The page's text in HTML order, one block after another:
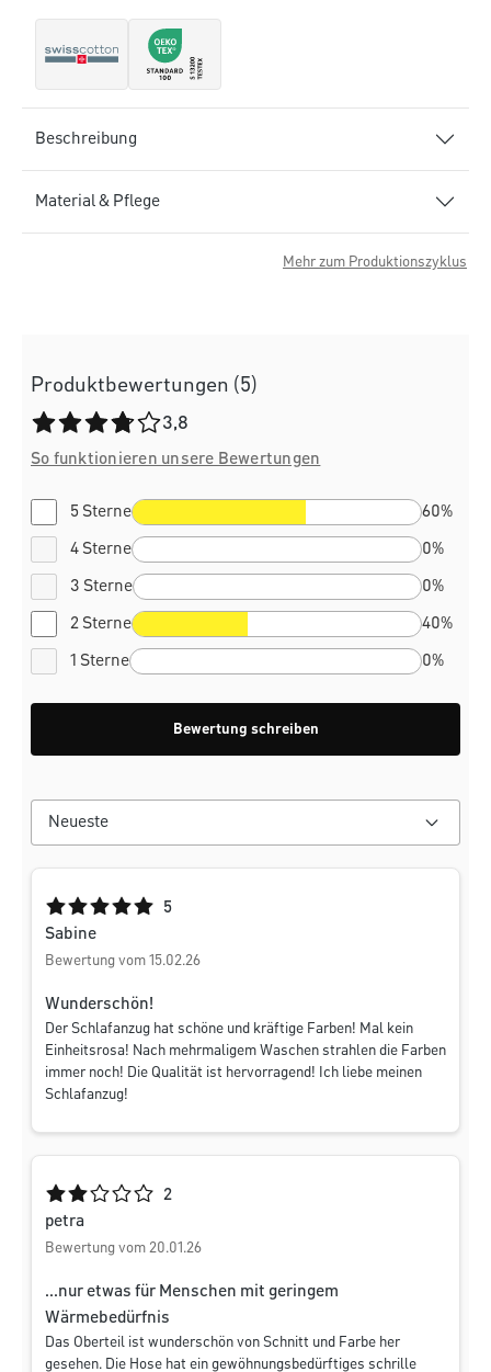
Beschreibung
Material & Pflege
Mehr zum Produktionszyklus
Produktbewertungen (5)
Durchschnittliche Bewertung von 3.8 von 5 Sternen
3,8
So funktionieren unsere Bewertungen
5 Sterne 60%
4 Sterne 0%
3 Sterne 0%
2 Sterne 40%
1 Sterne 0%
Bewertung schreiben
Durchschnittliche Bewertung von 5 von 5 Sternen
5
Sabine
Bewertung vom 15.02.26
Wunderschön!
Der Schlafanzug hat schöne und kräftige Farben! Mal kein
Einheitsrosa! Nach mehrmaligem Waschen strahlen die Farben
immer noch! Die Qualität ist hervorragend! Ich liebe meinen
Schlafanzug!
Durchschnittliche Bewertung von 2 von 5 Sternen
2
petra
Bewertung vom 20.01.26
...nur etwas für Menschen mit geringem
Wärmebedürfnis
Das Oberteil ist wunderschön von Schnitt und Farbe her
gesehen. Die Hose hat ein gewöhnungsbedürftiges schrille